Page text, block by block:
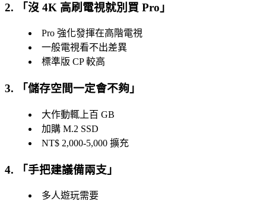
2. 「沒 4K 高刷電視就別買 Pro 」
Pro 強化發揮在高階電視
一般電視看不出差異
標準版 CP 較高
3. 「儲存空間一定會不夠 」
大作動輒上百 GB
加購 M.2 SSD
NT$ 2,000-5,000 擴充
4. 「手把建議備兩支 」
多人遊玩需要